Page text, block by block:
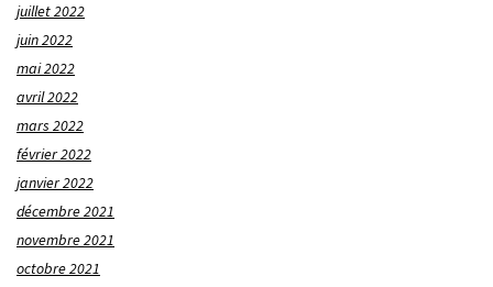
juillet 2022
juin 2022
mai 2022
avril 2022
mars 2022
février 2022
janvier 2022
décembre 2021
novembre 2021
octobre 2021